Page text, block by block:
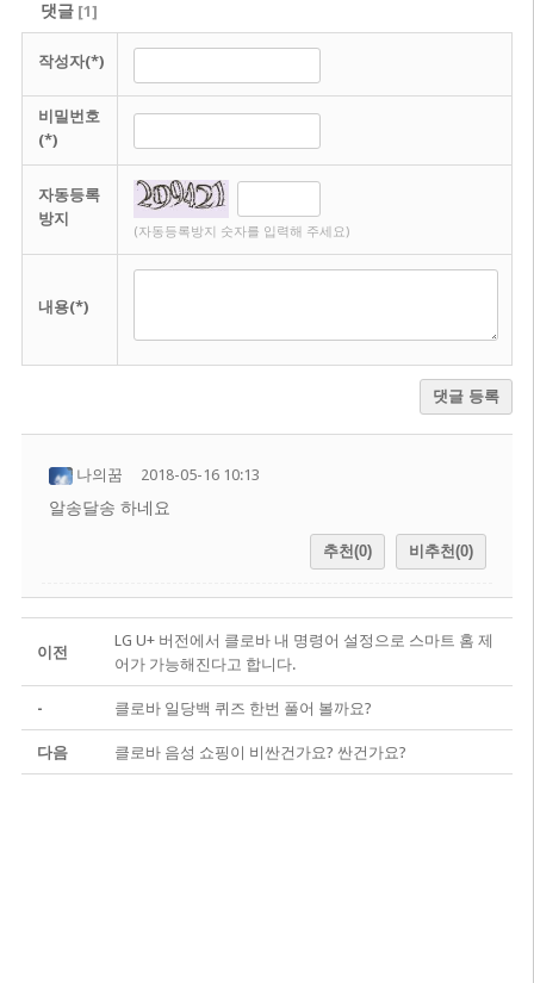
댓글[1]
작성자(*)
비밀번호
(*)
자동등록
방지
(자동등록방지 숫자를 입력해 주세요)
내용(*)
댓글 등록
나의꿈 2018-05-16 10:13
알송달송 하네요
추천(0) 비추천(0)
이전
LG U+ 버전에서 클로바 내 명령어 설정으로 스마트 홈 제
어가 가능해진다고 합니다.
- 클로바 일당백 퀴즈 한번 풀어 볼까요?
다음 클로바 음성 쇼핑이 비싼건가요? 싼건가요?